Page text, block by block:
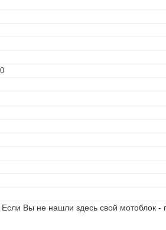
Вы не нашли здесь свой мотоблок